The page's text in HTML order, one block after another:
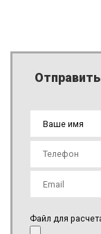
Файл для